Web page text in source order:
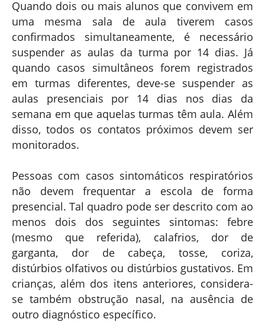
Quando dois ou mais alunos que convivem em
uma mesma sala de aula tiverem casos
confirmados simultaneamente, é necessário
suspender as aulas da turma por 14 dias. Já
quando casos simultâneos forem registrados
em turmas diferentes, deve-se suspender as
aulas presenciais por 14 dias nos dias da
semana em que aquelas turmas têm aula. Além
disso, todos os contatos próximos devem ser
monitorados.
Pessoas com casos sintomáticos respiratórios
não devem frequentar a escola de forma
presencial. Tal quadro pode ser descrito com ao
menos dois dos seguintes sintomas: febre
(mesmo que referida), calafrios, dor de
garganta, dor de cabeça, tosse, coriza,
distúrbios olfativos ou distúrbios gustativos. Em
crianças, além dos itens anteriores, considera-
se também obstrução nasal, na ausência de
outro diagnóstico específico.